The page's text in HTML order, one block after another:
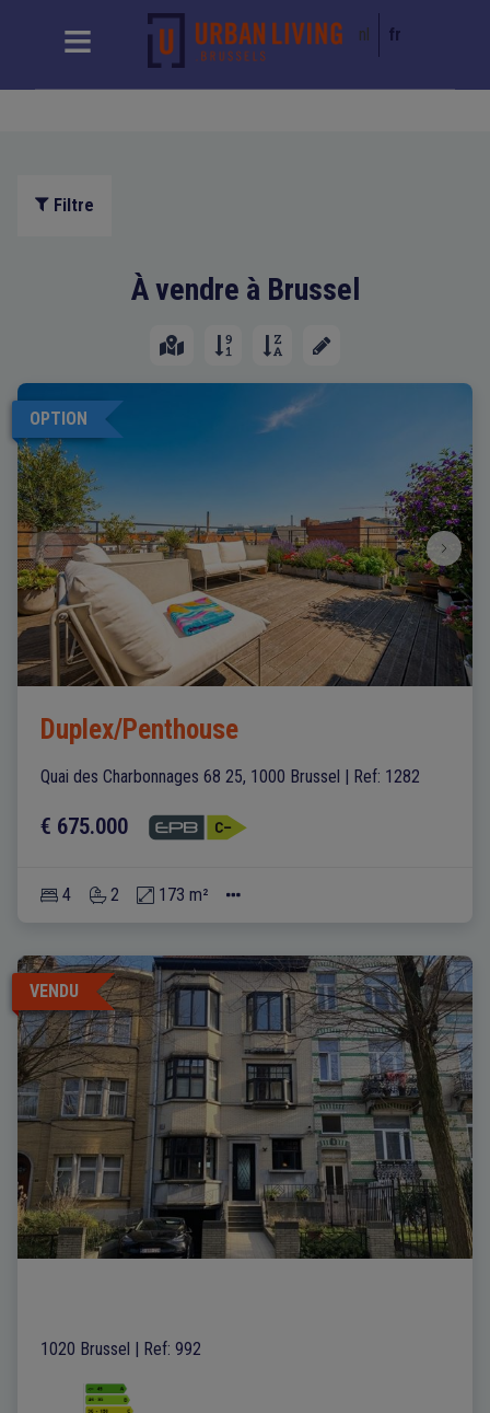
nl fr
Filtre
À vendre à Brussel
OPTION
Duplex/Penthouse
Quai des Charbonnages 68 25, 1000 Brussel | Ref: 1282
€ 675.000
4 2 173 m²
VENDU
1020 Brussel | Ref: 992